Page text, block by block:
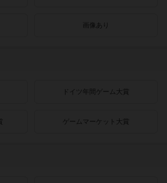
画像あり
ドイツ年間ゲーム大賞
ゲームマーケット大賞